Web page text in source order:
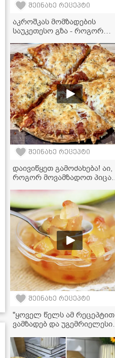
შეინახე რეცეპტი
აკროშკას მომზადების
საუკეთესო გზა - როგორ
უფრო გემრიელი?
შეინახე რეცეპტი
დაივიწყეთ გამოძახება! აი,
როგორ მოვამზადოთ პიცა
10-ჯერ უფრო გემრიელად!
შეინახე რეცეპტი
"ყოველ წელს ამ რეცეპტით
ვამზადებ და უგემრიელესი
მურაბის ვიდეორეცეტპი